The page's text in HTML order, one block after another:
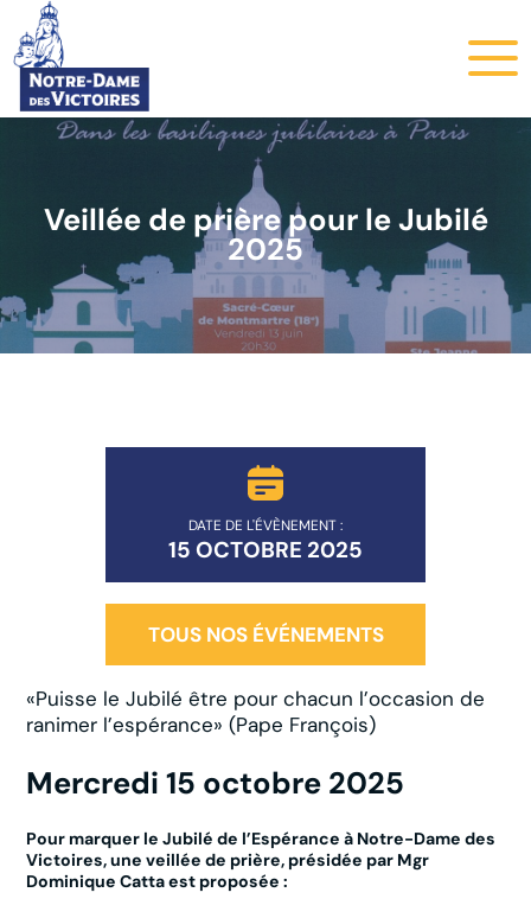
Veillée de prière pour le Jubilé
2025
DATE DE L'ÉVÈNEMENT :
15 OCTOBRE 2025
TOUS NOS ÉVÉNEMENTS
«Puisse le Jubilé être pour chacun l’occasion de
ranimer l’espérance» (Pape François)
Mercredi 15 octobre 2025
Pour marquer le Jubilé de l’Espérance à Notre-Dame des
Victoires, une veillée de prière, présidée par Mgr
Dominique Catta est proposée :